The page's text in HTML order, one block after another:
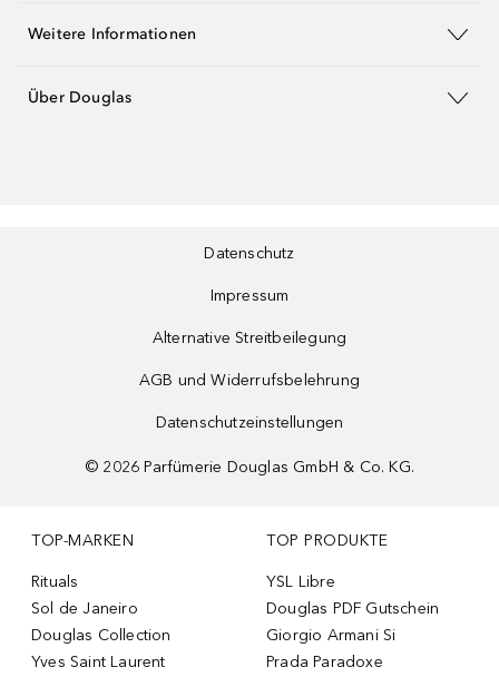
Weitere Informationen
Über Douglas
Datenschutz
Impressum
Alternative Streitbeilegung
AGB und Widerrufsbelehrung
Datenschutzeinstellungen
© 2026 Parfümerie Douglas GmbH & Co. KG.
TOP-MARKEN
Rituals
Sol de Janeiro
Douglas Collection
Yves Saint Laurent
TOP PRODUKTE
YSL Libre
Douglas PDF Gutschein
Giorgio Armani Si
Prada Paradoxe